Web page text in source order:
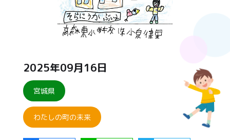
2025年09月16日
宮城県
わたしの町の未来